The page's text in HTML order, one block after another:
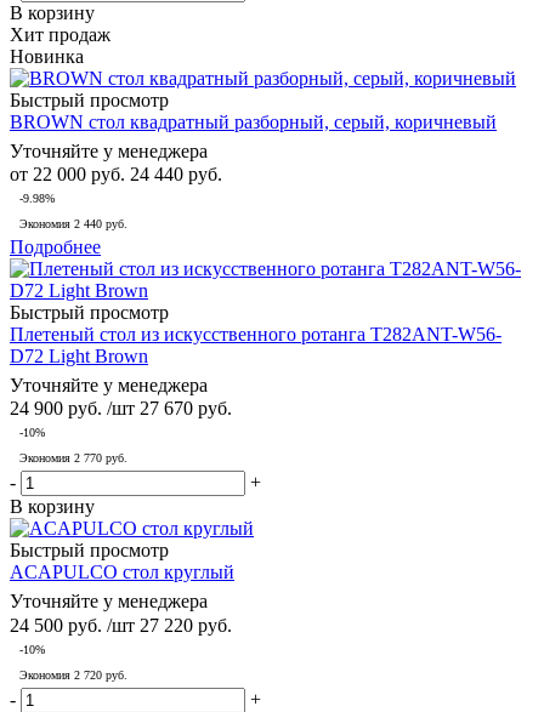
В корзину
Хит продаж
Новинка
Быстрый просмотр
BROWN стол квадратный разборный, серый, коричневый
Уточняйте у менеджера
от 22 000 руб. 24 440 руб.
-9.98%
Экономия 2 440 руб.
Подробнее
Быстрый просмотр
Плетеный стол из искусственного ротанга T282ANT-W56-
D72 Light Brown
Уточняйте у менеджера
24 900 руб. /шт 27 670 руб.
-10%
Экономия 2 770 руб.
-
+
В корзину
Быстрый просмотр
ACAPULCO стол круглый
Уточняйте у менеджера
24 500 руб. /шт 27 220 руб.
-10%
Экономия 2 720 руб.
-
+